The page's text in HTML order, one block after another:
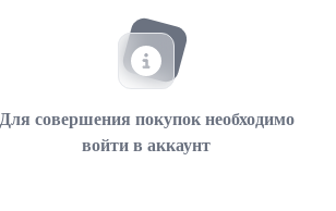
Для совершения покупок необходимо
войти в аккаунт